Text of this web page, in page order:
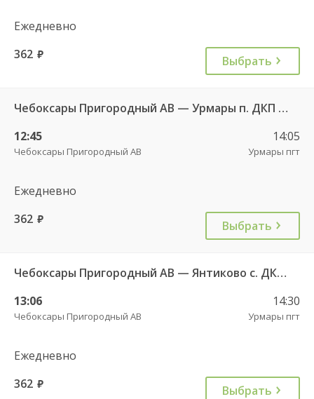
Ежедневно
362 руб. Выбрать
Чебоксары Пригородный АВ — Урмары п. ДКП 513
12:45
Чебоксары Пригородный АВ
14:05
Урмары пгт
Ежедневно
362 руб. Выбрать
Чебоксары Пригородный АВ — Янтиково с. ДКП ч/з Урмары п. ДКП 556
13:06
Чебоксары Пригородный АВ
14:30
Урмары пгт
Ежедневно
362 руб. Выбрать